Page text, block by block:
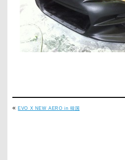
«EVO X NEW AERO in 韓国